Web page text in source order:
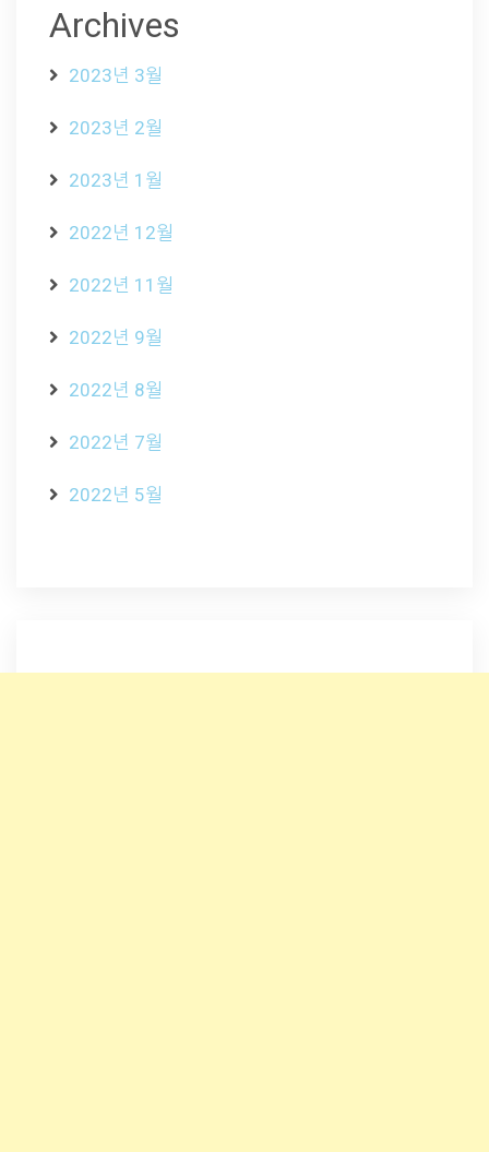
Archives
2023년 3월
2023년 2월
2023년 1월
2022년 12월
2022년 11월
2022년 9월
2022년 8월
2022년 7월
2022년 5월